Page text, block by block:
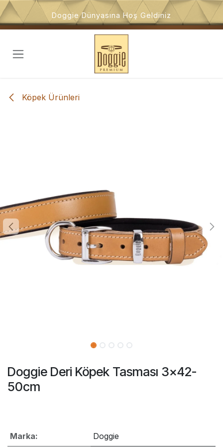
İçeriğe atla
Doggie Dünyasına Hoş Geldiniz
Köpek Ürünleri
Doggie Deri Köpek Tasması 3x42-
50cm
Marka: Doggie